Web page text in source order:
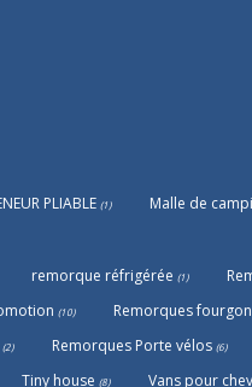
PLIABLE (1) Malle de
remorque réfrigérée (1)
(10) Remorques
(2) Remorques Porte vélos (6)
Tiny house (8) Vans pour